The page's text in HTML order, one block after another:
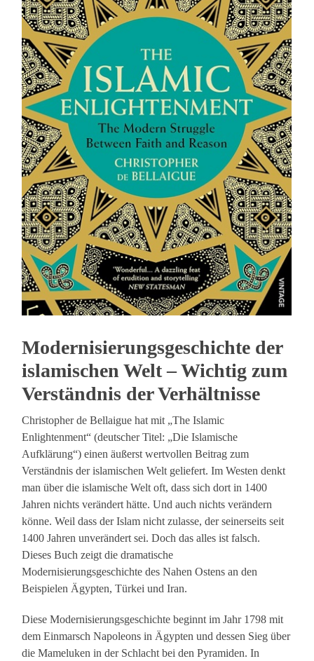
Modernisierungsgeschichte der
islamischen Welt – Wichtig zum
Verständnis der Verhältnisse
Christopher de Bellaigue hat mit „The Islamic
Enlightenment“ (deutscher Titel: „Die Islamische
Aufklärung“) einen äußerst wertvollen Beitrag zum
Verständnis der islamischen Welt geliefert. Im Westen denkt
man über die islamische Welt oft, dass sich dort in 1400
Jahren nichts verändert hätte. Und auch nichts verändern
könne. Weil dass der Islam nicht zulasse, der seinerseits seit
1400 Jahren unverändert sei. Doch das alles ist falsch.
Dieses Buch zeigt die dramatische
Modernisierungsgeschichte des Nahen Ostens an den
Beispielen Ägypten, Türkei und Iran.
Diese Modernisierungsgeschichte beginnt im Jahr 1798 mit
dem Einmarsch Napoleons in Ägypten und dessen Sieg über
die Mameluken in der Schlacht bei den Pyramiden. In